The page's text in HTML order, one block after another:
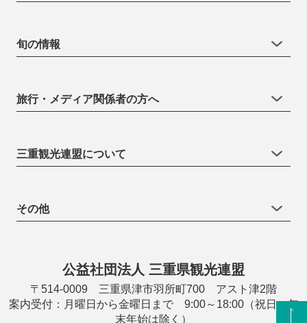
旬の情報
旅行・メディア関係者の方へ
三重観光連盟について
その他
公益社団法人 三重県観光連盟
〒514-0009 三重県津市羽所町700 アスト津2階
案内受付：月曜日から金曜日まで 9:00～18:00（祝日・年
末年始は除く）